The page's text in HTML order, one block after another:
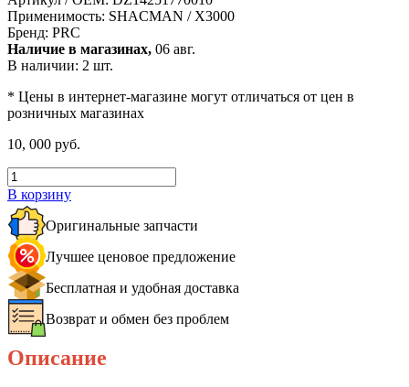
Применимость: SHACMAN / X3000
Бренд: PRC
Наличие в магазинах, 06 авг.
В наличии: 2 шт.
* Цены в интернет-магазине могут отличаться от цен в
розничных магазинах
10, 000 руб.
В корзину
Оригинальные запчасти
Лучшее ценовое предложение
Бесплатная и удобная доставка
Возврат и обмен без проблем
Описание